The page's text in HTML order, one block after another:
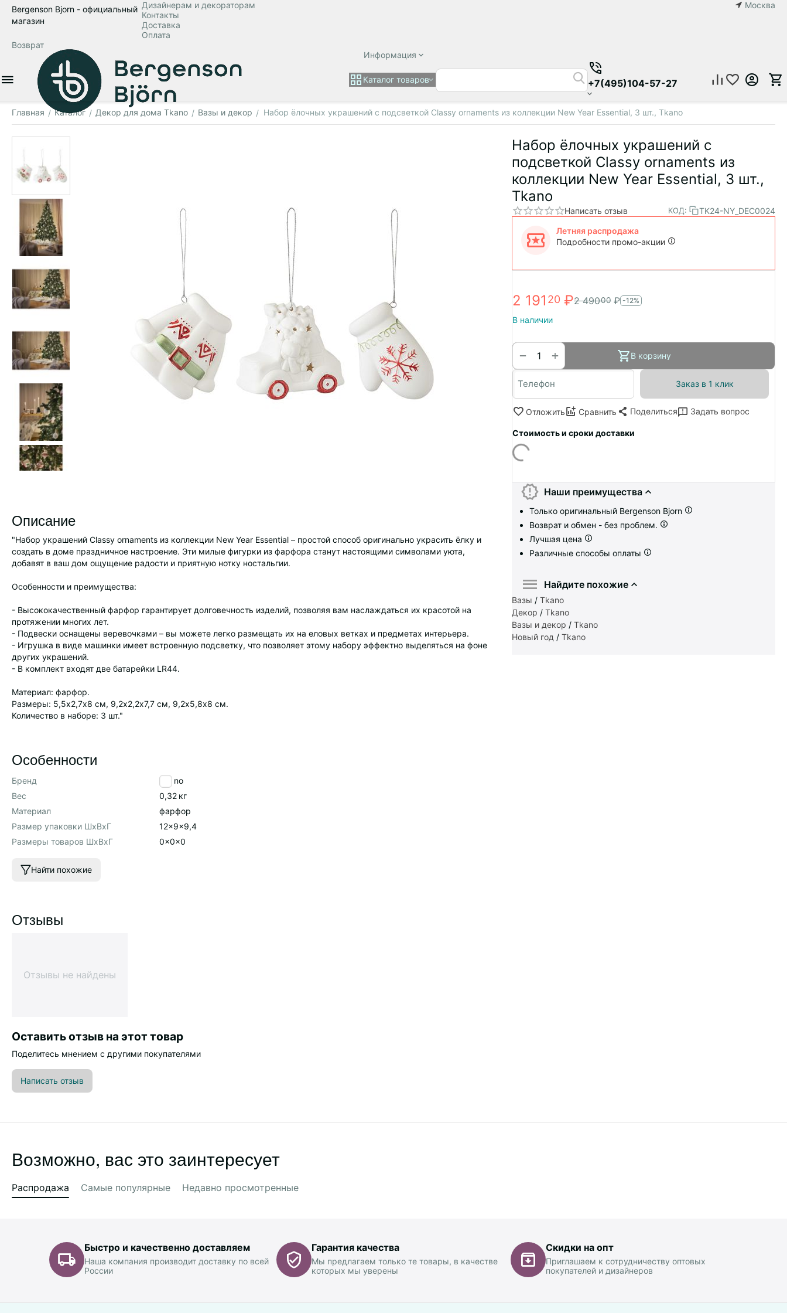
Bergenson Bjorn - официальный
магазин
Москва
Дизайнерам и декораторам
Контакты
Доставка
Оплата
Возврат
Информация
Каталог товаров +7(495)104-57-27
Главная / Каталог / Декор для дома Tkano / Вазы и декор / Набор ёлочных украшений с подсветкой Classy ornaments из коллекции New Year Essential, 3 шт., Tkano
Набор ёлочных украшений с
подсветкой Classy ornaments из
коллекции New Year Essential, 3 шт.,
Tkano
Написать отзыв КОД: TK24-NY_DEC0024
Летняя распродажа
Подробности промо-акции
2 191 20 ₽2 49000 ₽ -12%
В наличии
+
− В корзину
Заказ в 1 клик
Отложить Сравнить Поделиться Задать вопрос
Стоимость и сроки доставки
Наши преимущества
Только оригинальный Bergenson Bjorn
Возврат и обмен - без проблем.
Лучшая цена
Различные способы оплаты
Найдите похожие
Вазы / Tkano
Декор / Tkano
Вазы и декор / Tkano
Новый год / Tkano
Описание
"Набор украшений Classy ornaments из коллекции New Year Essential – простой способ оригинально украсить ёлку и
создать в доме праздничное настроение. Эти милые фигурки из фарфора станут настоящими символами уюта,
добавят в ваш дом ощущение радости и приятную нотку ностальгии.
Особенности и преимущества:
- Высококачественный фарфор гарантирует долговечность изделий, позволяя вам наслаждаться их красотой на
протяжении многих лет.
- Подвески оснащены веревочками – вы можете легко размещать их на еловых ветках и предметах интерьера.
- Игрушка в виде машинки имеет встроенную подсветку, что позволяет этому набору эффектно выделяться на фоне
других украшений.
- В комплект входят две батарейки LR44.
Материал: фарфор.
Размеры: 5,5х2,7х8 см, 9,2х2,2х7,7 см, 9,2х5,8х8 см.
Количество в наборе: 3 шт."
Особенности
Бренд
Tkano
Вес
0,32 кг
Материал
фарфор
Размер упаковки ШхВхГ
12x9x9,4
Размеры товаров ШхВхГ
0x0x0
Найти похожие
Отзывы
Отзывы не найдены
Оставить отзыв на этот товар
Поделитесь мнением с другими покупателями
Написать отзыв
Возможно, вас это заинтересует
Распродажа Самые популярные Недавно просмотренные
Быстро и качественно доставляем
Наша компания производит доставку по всей
России
Гарантия качества
Мы предлагаем только те товары, в качестве
которых мы уверены
Скидки на опт
Приглашаем к сотрудничеству оптовых
покупателей и дизайнеров